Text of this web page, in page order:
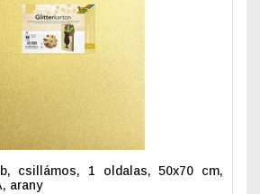
csillámos, 1 oldalas, 50x70 cm,
arany